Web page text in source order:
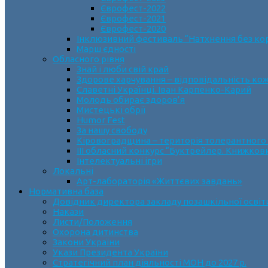
Єврофест-2022
Єврофест-2021
Єврофест-2020
Інклюзивний фестиваль “Натхнення без
Марш єдності
Обласного рівня
Знай і люби свій край
Здорове харчування – відповідальність
Славетні Українці. Іван Карпенко-Карий
Молодь обирає здоров’я
Мистецькі обрії
Humor Fest
За нашу свободу
Кіровоградщина – територія
ІII обласний конкурс “Буктрейлер.
Інтелектуальні ігри
Локальні
Арт-лабораторія «Життєвих завдань»
Нормативна база
Довідник директора закладу позашкільної
Накази
Листи/Положення
Охорона дитинства
Закони України
Укази Президента України
Стратегічний план діяльності МОН до 2027 р.